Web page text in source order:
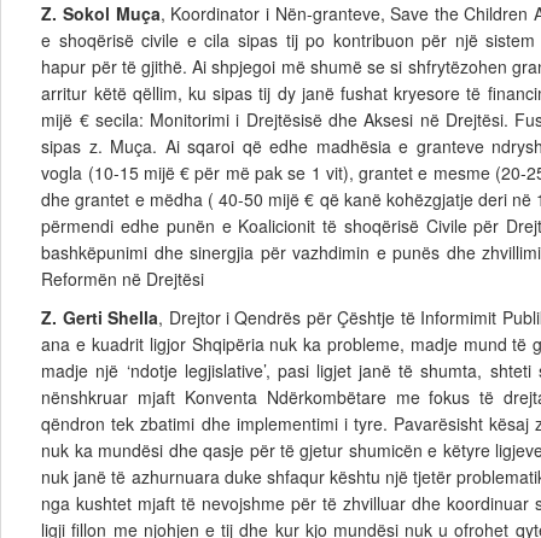
Z. Sokol Muça, Koordinator i Nën-granteve, Save the Children
e shoqërisë civile e cila sipas tij po kontribuon për një
hapur për të gjithë. Ai shpjegoi më shumë se si shfrytëzohen
arritur këtë qëllim, ku sipas tij dy janë fushat kryesore të
mijë € secila: Monitorimi i Drejtësisë dhe Aksesi në Drejtësi.
sipas z. Muça. Ai sqaroi që edhe madhësia e granteve
vogla (10-15 mijë € për më pak se 1 vit), grantet e mesme (20-
dhe grantet e mëdha ( 40-50 mijë € që kanë kohëzgjatje deri në
përmendi edhe punën e Koalicionit të shoqërisë Civile për
bashkëpunimi dhe sinergjia për vazhdimin e punës dhe
Reformën në Drejtësi
Z. Gerti Shella, Drejtor i Qendrës për Çështje të Informimit
ana e kuadrit ligjor Shqipëria nuk ka probleme, madje mund të
madje një ‘ndotje legjislative’, pasi ligjet janë të shumta,
nënshkruar mjaft Konventa Ndërkombëtare me fokus të
qëndron tek zbatimi dhe implementimi i tyre. Pavarësisht kësaj
nuk ka mundësi dhe qasje për të gjetur shumicën e këtyre
nuk janë të azhurnuara duke shfaqur kështu një tjetër
nga kushtet mjaft të nevojshme për të zhvilluar dhe koordinuar
ligji fillon me njohjen e tij dhe kur kjo mundësi nuk u ofrohet